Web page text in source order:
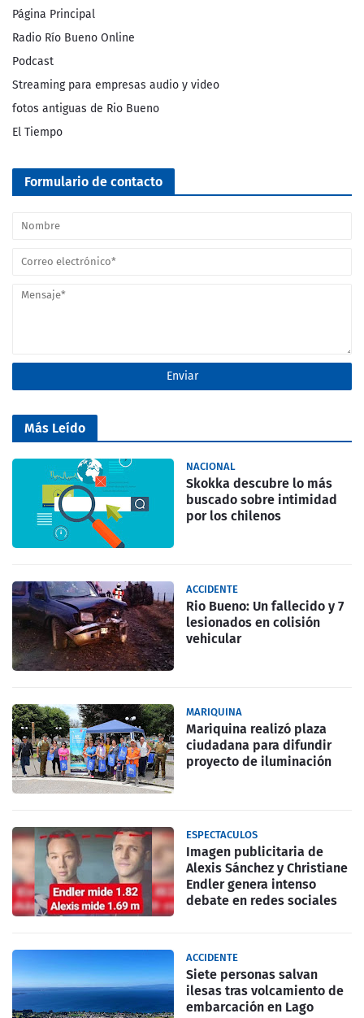
Página Principal
Radio Río Bueno Online
Podcast
Streaming para empresas audio y video
fotos antiguas de Rio Bueno
El Tiempo
Formulario de contacto
Más Leído
NACIONAL
Skokka descubre lo más
buscado sobre intimidad
por los chilenos
ACCIDENTE
Rio Bueno: Un fallecido y 7
lesionados en colisión
vehicular
MARIQUINA
Mariquina realizó plaza
ciudadana para difundir
proyecto de iluminación
ESPECTACULOS
Imagen publicitaria de
Alexis Sánchez y Christiane
Endler genera intenso
debate en redes sociales
ACCIDENTE
Siete personas salvan
ilesas tras volcamiento de
embarcación en Lago